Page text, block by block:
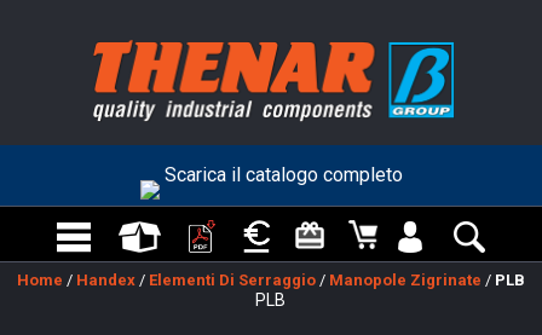
Scarica il catalogo completo
Home / Handex/ Elementi Di Serraggio/ Manopole Zigrinate / PLB
PLB